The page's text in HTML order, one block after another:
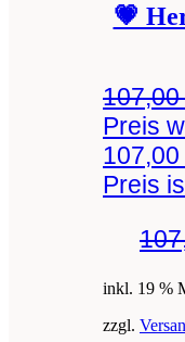
💗
107,00
Preis
107,00
Preis
inkl. 19 %
zzgl.